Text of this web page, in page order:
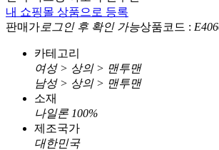
내 쇼핑몰 상품으로 등록
판매가 로그인 후 확인 가능상품코드 :
카테고리
여성 > 상의 > 맨투맨
남성 > 상의 > 맨투맨
소재
나일론 100%
제조국가
대한민국